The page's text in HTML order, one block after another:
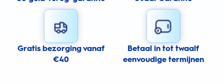
Gratis bezorging vanaf
€40
Betaal in tot twaalf
eenvoudige termijnen